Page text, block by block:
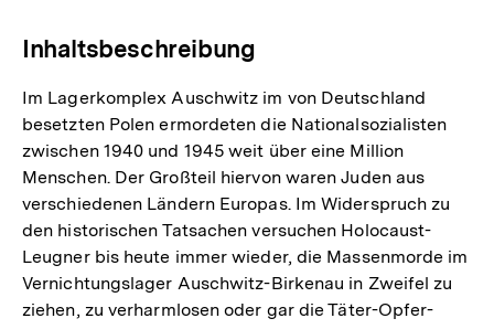
Inhaltsbeschreibung
Im Lagerkomplex Auschwitz im von Deutschland
besetzten Polen ermordeten die Nationalsozialisten
zwischen 1940 und 1945 weit über eine Million
Menschen. Der Großteil hiervon waren Juden aus
verschiedenen Ländern Europas. Im Widerspruch zu
den historischen Tatsachen versuchen Holocaust-
Leugner bis heute immer wieder, die Massenmorde im
Vernichtungslager Auschwitz-Birkenau in Zweifel zu
ziehen, zu verharmlosen oder gar die Täter-Opfer-